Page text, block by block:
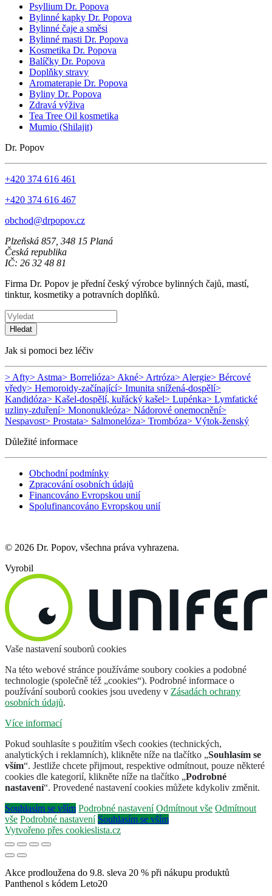
Psyllium Dr. Popova
Bylinné kapky Dr. Popova
Bylinné čaje a směsi
Bylinné masti Dr. Popova
Kosmetika Dr. Popova
Balíčky Dr. Popova
Doplňky stravy
Aromaterapie Dr. Popova
Byliny Dr. Popova
Zdravá výživa
Tea Tree Oil kosmetika
Mumio (Shilajit)
Dr. Popov
+420 374 616 461
+420 374 616 467
obchod@drpopov.cz
Plzeňská 857, 348 15 Planá
Česká republika
IČ: 26 32 48 81
Firma Dr. Popov je přední český výrobce bylinných čajů, mastí,
tinktur, kosmetiky a potravních doplňků.
Hledat
Jak si pomoci bez léčiv
> Afty> Astma> Borrelióza> Akné> Artróza> Alergie> Bércové
vředy> Hemoroidy-začínající> Imunita snížená-dospělí>
Kandidóza> Kašel-dospělí, kuřácký kašel> Lupénka> Lymfatické
uzliny-zduření> Mononukleóza> Nádorové onemocnění>
Nespavost> Prostata> Salmonelóza> Trombóza> Výtok-ženský
Důležité informace
Obchodní podmínky
Zpracování osobních údajů
Financováno Evropskou unií
Spolufinancováno Evropskou unií
© 2026 Dr. Popov, všechna práva vyhrazena.
Vyrobil
Vaše nastavení souborů cookies
Na této webové stránce používáme soubory cookies a podobné
technologie (společně též „cookies“). Podrobné informace o
používání souborů cookies jsou uvedeny v Zásadách ochrany
osobních údajů.
Více informací
Pokud souhlasíte s použitím všech cookies (technických,
analytických i reklamních), klikněte níže na tlačítko „Souhlasím se
vším“. Jestliže chcete přijmout, respektive odmítnout, pouze některé
cookies dle kategorií, klikněte níže na tlačítko „Podrobné
nastavení“. Provedené nastavení cookies můžete kdykoliv změnit.
Souhlasím se vším Podrobné nastavení Odmítnout vše Odmítnout
vše Podrobné nastavení Souhlasím se vším
Vytvořeno přes cookieslista.cz
Akce prodloužena do 9.8. sleva 20 % při nákupu produktů
Panthenol s kódem Leto20